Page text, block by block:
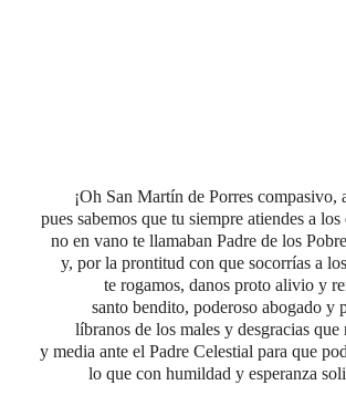
¡Oh San Martín de Porres compasivo,
pues sabemos que tu siempre atiendes a
no en vano te llamaban Padre de los
y, por la prontitud con que socorrías a
te rogamos, danos proto alivio y
santo bendito, poderoso abogado y
líbranos de los males y desgracias que
y media ante el Padre Celestial para que
lo que con humildad y esperanza